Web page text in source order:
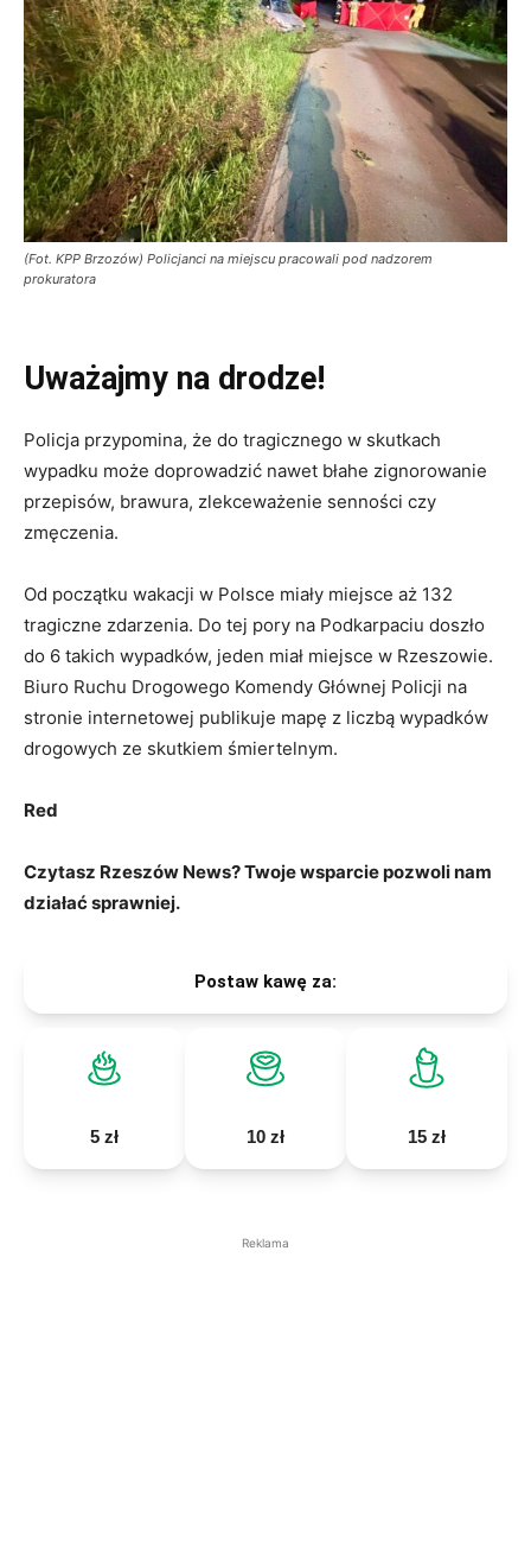
(Fot. KPP Brzozów) Policjanci na miejscu pracowali pod nadzorem
prokuratora
Uważajmy na drodze!
Policja przypomina, że do tragicznego w skutkach
wypadku może doprowadzić nawet błahe zignorowanie
przepisów, brawura, zlekceważenie senności czy
zmęczenia.
Od początku wakacji w Polsce miały miejsce aż 132
tragiczne zdarzenia. Do tej pory na Podkarpaciu doszło
do 6 takich wypadków, jeden miał miejsce w Rzeszowie.
Biuro Ruchu Drogowego Komendy Głównej Policji na
stronie internetowej publikuje mapę z liczbą wypadków
drogowych ze skutkiem śmiertelnym.
Red
Czytasz Rzeszów News? Twoje wsparcie pozwoli nam
działać sprawniej.
Postaw kawę za:
5 zł 10 zł 15 zł
Reklama